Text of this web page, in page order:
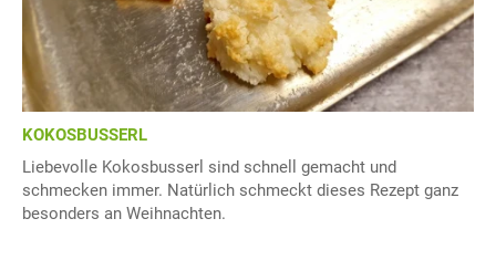
KOKOSBUSSERL
Liebevolle Kokosbusserl sind schnell gemacht und
schmecken immer. Natürlich schmeckt dieses Rezept ganz
besonders an Weihnachten.